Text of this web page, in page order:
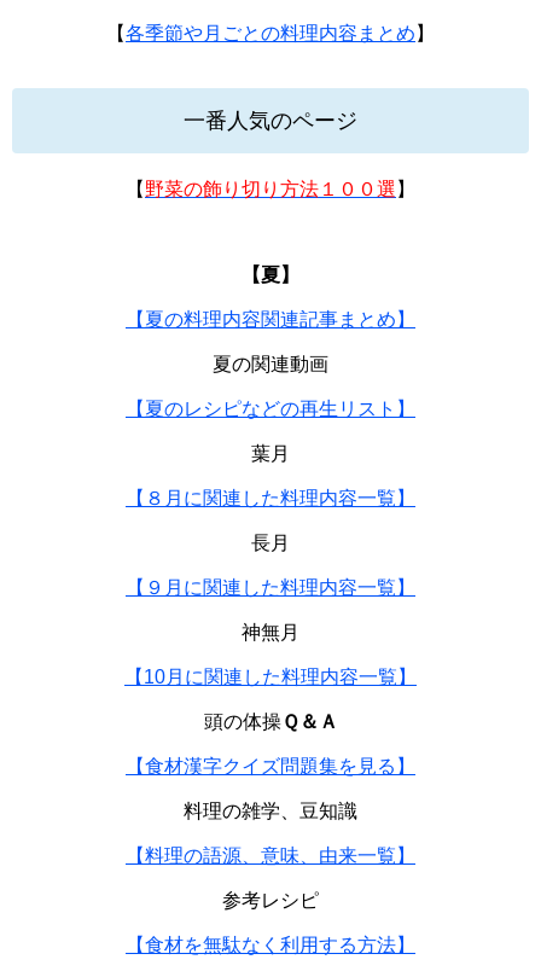
【各季節や月ごとの料理内容まとめ 】
一番人気のページ
【 野菜の飾り切り方法１００選 】
【夏】
【夏の料理内容関連記事まとめ】
夏の関連動画
【夏のレシピなどの再生リスト】
葉月
【８月に関連した料理内容一覧】
長月
【９月に関連した料理内容一覧】
神無月
【10月に関連した料理内容一覧】
頭の体操Ｑ＆Ａ
【食材漢字クイズ問題集を見る】
料理の雑学、豆知識
【料理の語源、意味、由来一覧】
参考レシピ
【食材を無駄なく利用する方法】